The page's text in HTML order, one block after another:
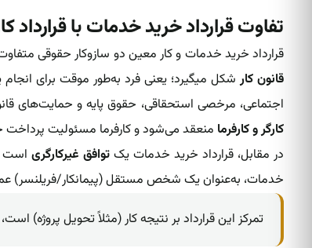
تفاوت قرارداد خرید خدمات با
قرارداد‌ خرید خدمات و کار معین دو سازوکار حقوقی
قانون کارشکل میگیرد؛ یعنی فرد به‌طور موقت برای
اجتماعی، مرخصی استحقاقی، حقوق پایه و حمایت‌های
کارگر و کارفرما منعقد می‌شود و کارفرما مسئولیت پرداخت
در مقابل، قرارداد خرید خدمات یک توافق غیرکارگریاست
خدمات، به‌عنوان یک شخص مستقل (پیمانکار/فریلنسر) عمل
تمرکز این قرارداد بر نتیجه کار (مثلاً تحویل پروژه)